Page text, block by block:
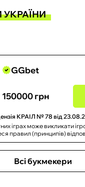
GGbet
150000 грн
КРАІЛ № 78 від
іграх може викликати
правил (принципів)
Всі букмекери